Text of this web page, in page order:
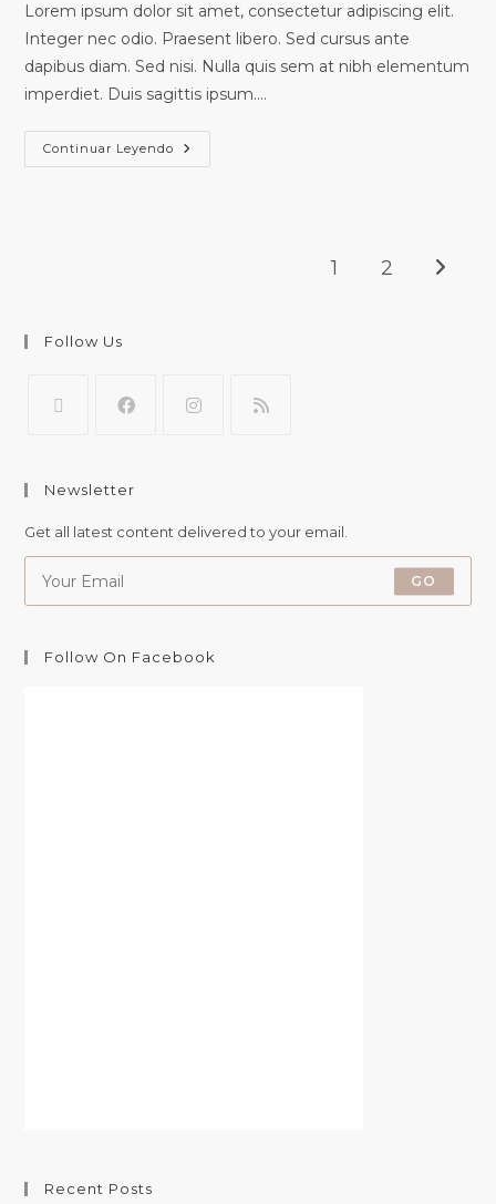
Lorem ipsum dolor sit amet, consectetur adipiscing elit.
Integer nec odio. Praesent libero. Sed cursus ante
dapibus diam. Sed nisi. Nulla quis sem at nibh elementum
imperdiet. Duis sagittis ipsum.…
Continuar Leyendo
1 2
Follow Us
Newsletter
Get all latest content delivered to your email.
GO
Follow On Facebook
Recent Posts